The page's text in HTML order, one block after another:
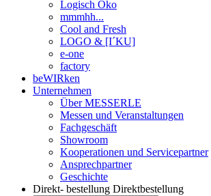
Logisch Öko
mmmhh...
Cool and Fresh
LOGO & [I´KU]
e-one
factory
beWIRken
Unternehmen
Über MESSERLE
Messen und Veranstaltungen
Fachgeschäft
Showroom
Kooperationen und Servicepartner
Ansprechpartner
Geschichte
Direkt- bestellung Direktbestellung